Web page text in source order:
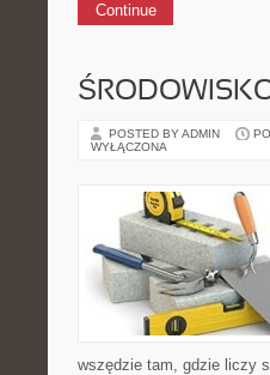
Continue
POSTED BY ADMIN
WYŁĄCZONA
wszędzie tam, gdzie liczy